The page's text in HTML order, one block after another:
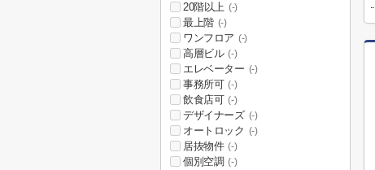
20階以上 (-)
最上階 (-)
ワンフロア (-)
高層ビル (-)
エレベーター (-)
事務所可 (-)
飲食店可 (-)
デザイナーズ (-)
オートロック (-)
居抜物件 (-)
個別空調 (-)